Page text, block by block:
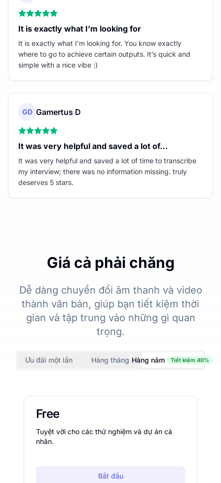
It is exactly what I’m looking for
It is exactly what I’m looking for. You know exactly
where to go to achieve certain outputs. It’s quick and
simple with a nice vibe :)
GD Gamertus D
It was very helpful and saved a lot of…
It was very helpful and saved a lot of time to transcribe
my interview; there was no information missing. truly
deserves 5 stars.
Giá cả phải chăng
Dễ dàng chuyển đổi âm thanh và video
thành văn bản, giúp bạn tiết kiệm thời
gian và tập trung vào những gì quan
trọng.
Ưu đãi một lần Hàng tháng Hàng năm Tiết kiệm 40%
Free
Tuyệt vời cho các thử nghiệm và dự án cá
nhân.
Bắt đầu